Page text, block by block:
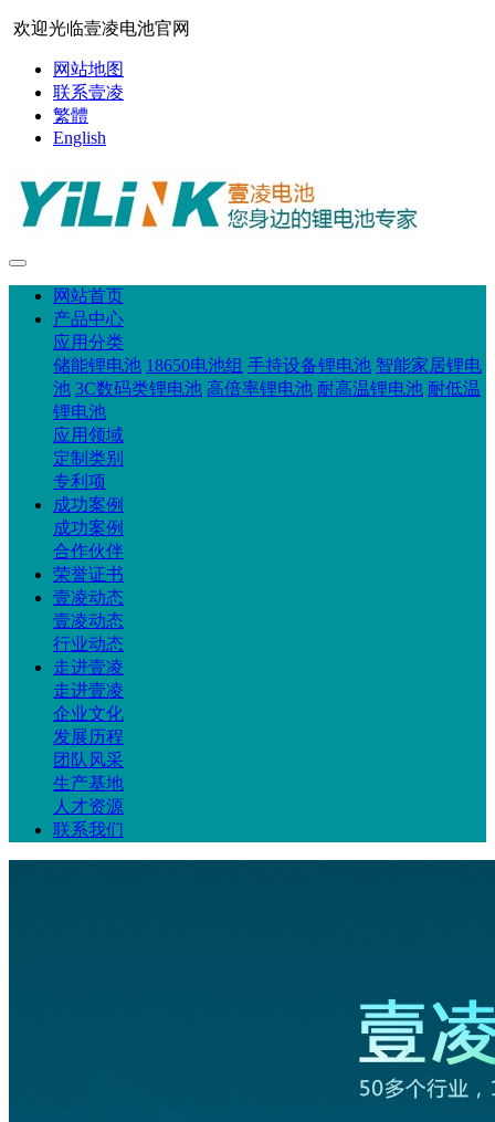
欢迎光临壹凌电池官网
网站地图
联系壹凌
繁體
English
网站首页
产品中心
应用分类
储能锂电池 18650电池组 手持设备锂电池 智能家居锂电
池 3C数码类锂电池 高倍率锂电池 耐高温锂电池 耐低温
锂电池
应用领域
定制类别
专利项
成功案例
成功案例
合作伙伴
荣誉证书
壹凌动态
壹凌动态
行业动态
走进壹凌
走进壹凌
企业文化
发展历程
团队风采
生产基地
人才资源
联系我们